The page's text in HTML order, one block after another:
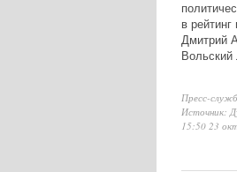
в
Дмитрий
Вольский
Пресс-
Источник:
15:50 23